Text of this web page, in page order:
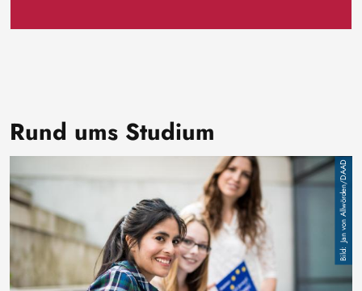
Rund ums Studium
Jan von Allwörden/DAAD